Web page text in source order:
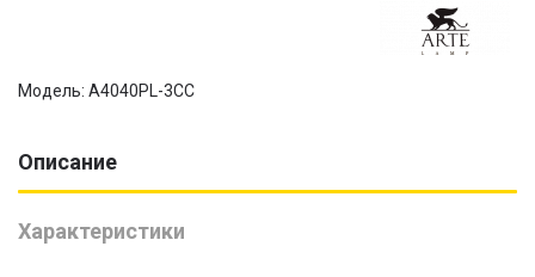
Модель: A4040PL-3CC
Описание
Характеристики